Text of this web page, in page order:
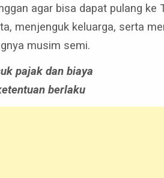
agar bisa dapat pulang ke
menjenguk keluarga, serta
musim semi.
pajak dan biaya
berlaku